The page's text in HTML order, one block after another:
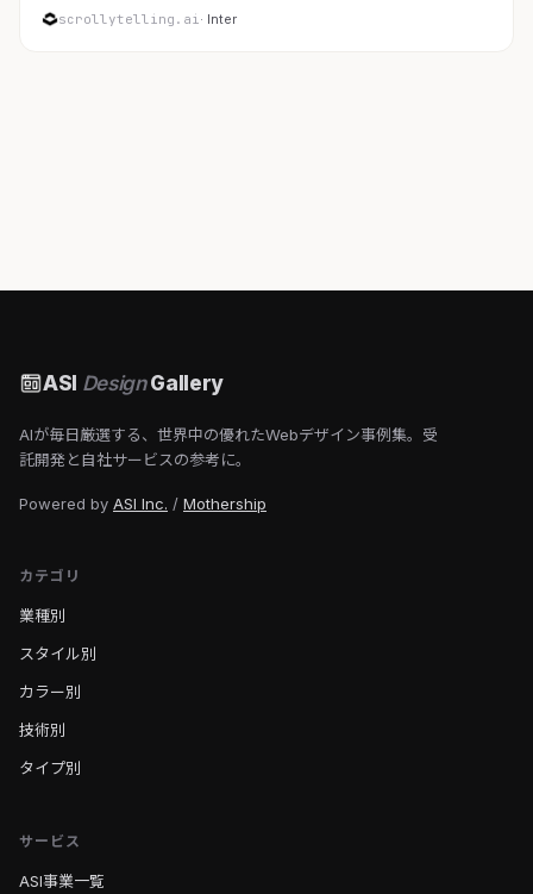
scrollytelling.ai· Inter
ASI DesignGallery
AIが毎日厳選する、世界中の優れたWebデザイン事例集。受
託開発と自社サービスの参考に。
Powered by ASI Inc. / Mothership
カテゴリ
業種別
スタイル別
カラー別
技術別
タイプ別
サービス
ASI事業一覧